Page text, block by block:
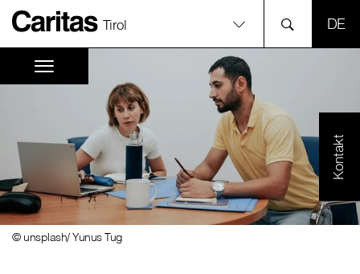
Tirol
Kontakt
© unsplash/ Yunus Tug